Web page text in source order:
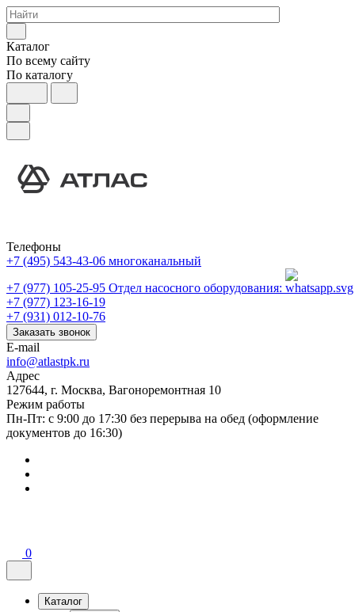
Каталог
По всему сайту
По каталогу
Телефоны
+7 (495) 543-43-06 многоканальный
+7 (977) 105-25-95 Отдел насосного оборудования:
+7 (977) 123-16-19
+7 (931) 012-10-76
Заказать звонок
E-mail
info@atlastpk.ru
Адрес
127644, г. Москва, Вагоноремонтная 10
Режим работы
Пн-Пт: с 9:00 до 17:30 без перерыва на обед (оформление
документов до 16:30)
0
Каталог